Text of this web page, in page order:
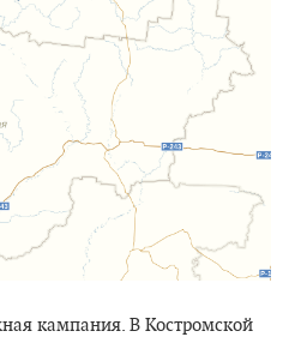
кампания. В Костромской